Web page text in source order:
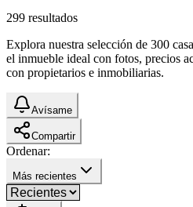
299 resultados
Explora nuestra selección de 300
el inmueble ideal con fotos, precios
con propietarios e inmobiliarias.
Avísame
Compartir
Ordenar:
Más recientes